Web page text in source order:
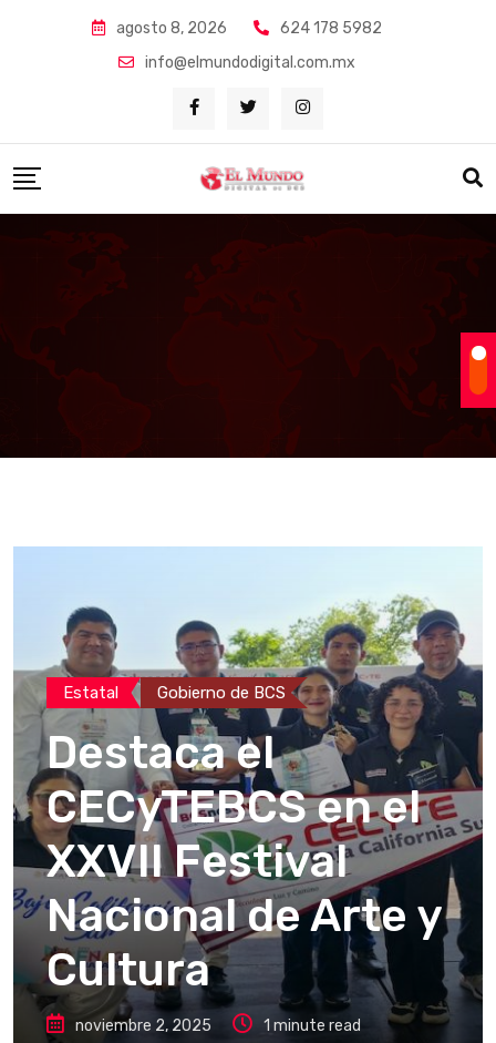
agosto 8, 2026
624 178 5982
info@elmundodigital.com.mx
Estatal Gobierno de BCS
Destaca el
CECyTEBCS en el
XXVII Festival
Nacional de Arte y
Cultura
noviembre 2, 2025
1 minute read